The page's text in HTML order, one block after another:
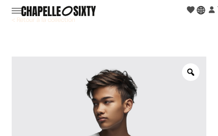
< Retour à la collection